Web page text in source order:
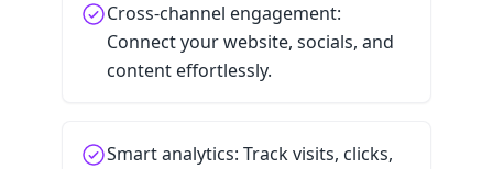
Cross-channel engagement:
Connect your website, socials, and
content effortlessly.
Smart analytics: Track visits, clicks,